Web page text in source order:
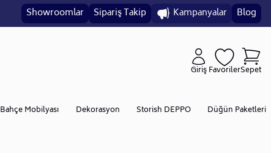
Showroomlar Sipariş Takip Kampanyalar Blog
GirişFavorilerSepet
Bahçe Mobilyası Dekorasyon Storish DEPPO Düğün Paketleri